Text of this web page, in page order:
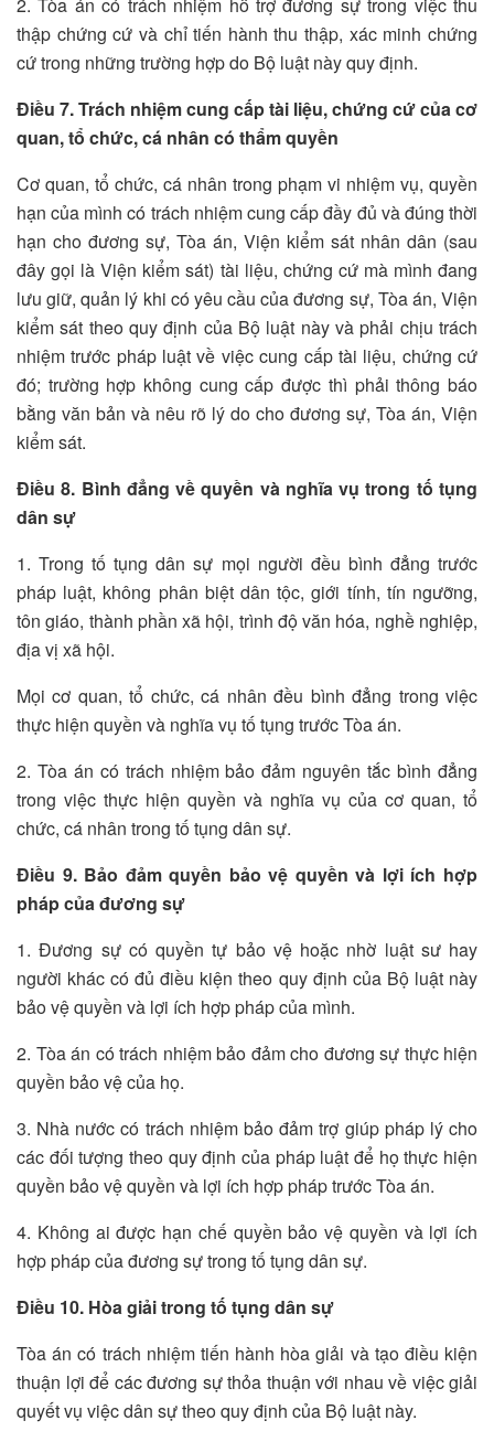
thập chứng cứ và chỉ tiến hành thu thập, xác minh chứng
cứ trong những trường hợp do Bộ luật này quy định.
Điều 7. Trách nhiệm cung cấp tài liệu, chứng cứ của cơ
quan, tổ chức, cá nhân có thẩm quyền
Cơ quan, tổ chức, cá nhân trong phạm vi nhiệm vụ, quyền
hạn của mình có trách nhiệm cung cấp đầy đủ và đúng thời
hạn cho đương sự, Tòa án, Viện kiểm sát nhân dân (sau
đây gọi là Viện kiểm sát) tài liệu, chứng cứ mà mình đang
lưu giữ, quản lý khi có yêu cầu của đương sự, Tòa án, Viện
kiểm sát theo quy định của Bộ luật này và phải chịu trách
nhiệm trước pháp luật về việc cung cấp tài liệu, chứng cứ
đó; trường hợp không cung cấp được thì phải thông báo
bằng văn bản và nêu rõ lý do cho đương sự, Tòa án, Viện
kiểm sát.
Điều 8. Bình đẳng về quyền và nghĩa vụ trong tố tụng
dân sự
1. Trong tố tụng dân sự mọi người đều bình đẳng trước
pháp luật, không phân biệt dân tộc, giới tính, tín ngưỡng,
tôn giáo, thành phần xã hội, trình độ văn hóa, nghề nghiệp,
địa vị xã hội.
Mọi cơ quan, tổ chức, cá nhân đều bình đẳng trong việc
thực hiện quyền và nghĩa vụ tố tụng trước Tòa án.
2. Tòa án có trách nhiệm bảo đảm nguyên tắc bình đẳng
trong việc thực hiện quyền và nghĩa vụ của cơ quan, tổ
chức, cá nhân trong tố tụng dân sự.
Điều 9. Bảo đảm quyền bảo vệ quyền và lợi ích hợp
pháp của đương sự
1. Đương sự có quyền tự bảo vệ hoặc nhờ luật sư hay
người khác có đủ điều kiện theo quy định của Bộ luật này
bảo vệ quyền và lợi ích hợp pháp của mình.
2. Tòa án có trách nhiệm bảo đảm cho đương sự thực hiện
quyền bảo vệ của họ.
3. Nhà nước có trách nhiệm bảo đảm trợ giúp pháp lý cho
các đối tượng theo quy định của pháp luật để họ thực hiện
quyền bảo vệ quyền và lợi ích hợp pháp trước Tòa án.
4. Không ai được hạn chế quyền bảo vệ quyền và lợi ích
hợp pháp của đương sự trong tố tụng dân sự.
Điều 10. Hòa giải trong tố tụng dân sự
Tòa án có trách nhiệm tiến hành hòa giải và tạo điều kiện
thuận lợi để các đương sự thỏa thuận với nhau về việc giải
quyết vụ việc dân sự theo quy định của Bộ luật này.